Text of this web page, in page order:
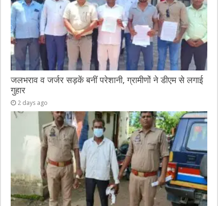
जलभराव व जर्जर सड़कें बनीं परेशानी, ग्रामीणों ने डीएम से लगाई
गुहार
2 days ago